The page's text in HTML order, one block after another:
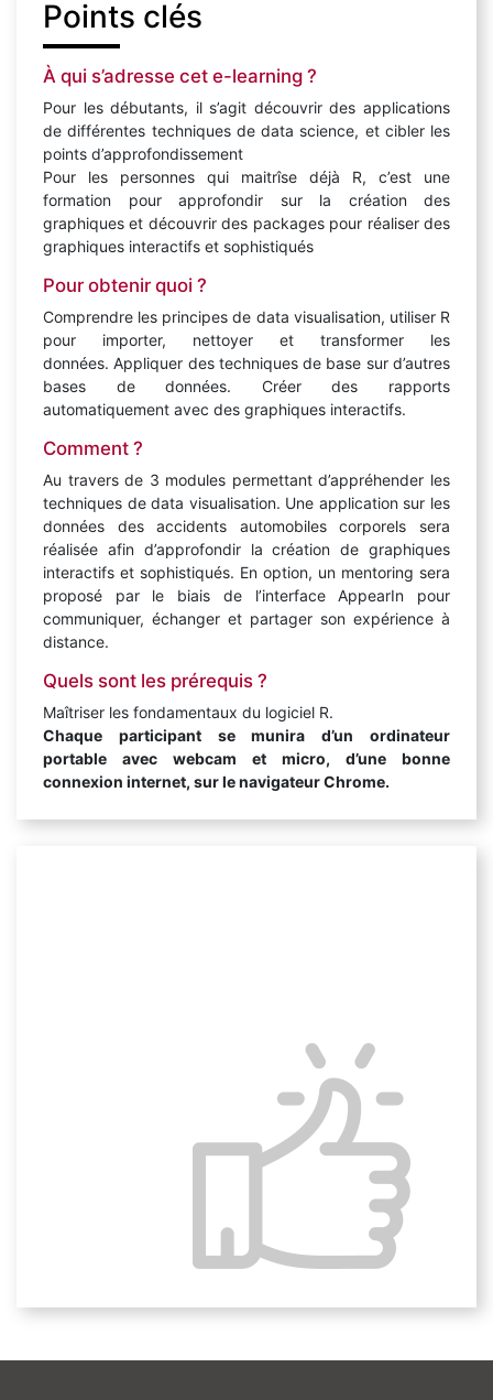
Points clés
À qui s’adresse cet e-learning ?
Pour les débutants, il s’agit découvrir des applications
de différentes techniques de data science, et cibler les
points d’approfondissement
Pour les personnes qui maitrîse déjà R, c’est une
formation pour approfondir sur la création des
graphiques et découvrir des packages pour réaliser des
graphiques interactifs et sophistiqués
Pour obtenir quoi ?
Comprendre les principes de data visualisation, utiliser R
pour importer, nettoyer et transformer les
données. Appliquer des techniques de base sur d’autres
bases de données. Créer des rapports
automatiquement avec des graphiques interactifs.
Comment ?
Au travers de 3 modules permettant d’appréhender les
techniques de data visualisation. Une application sur les
données des accidents automobiles corporels sera
réalisée afin d’approfondir la création de graphiques
interactifs et sophistiqués. En option, un mentoring sera
proposé par le biais de l’interface AppearIn pour
communiquer, échanger et partager son expérience à
distance.
Quels sont les prérequis ?
Maîtriser les fondamentaux du logiciel R.
Chaque participant se munira d’un ordinateur
portable avec webcam et micro, d’une bonne
connexion internet, sur le navigateur Chrome.
Une application sur les données des accidents
automobiles corporels sera réalisée afin d’approfondir
création de graphiques interactifs et sophistiqués.
Tout au long du parcours, alternez entre
la théorie et un
ensemble de cas pratiquesafin de
déployer les bonnes techniques de data visualisation.
Expérience utilisateur de la plateforme Talents LMS :
possibilité d’interagir, liker et commenter avec les